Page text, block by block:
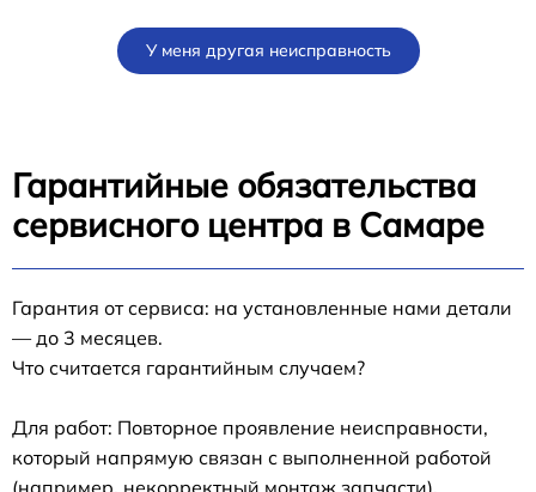
У меня другая неисправность
Гарантийные обязательства
сервисного центра в Самаре
Гарантия от сервиса: на установленные нами детали
— до 3 месяцев.
Что считается гарантийным случаем?
Для работ: Повторное проявление неисправности,
который напрямую связан с выполненной работой
(например, некорректный монтаж запчасти).